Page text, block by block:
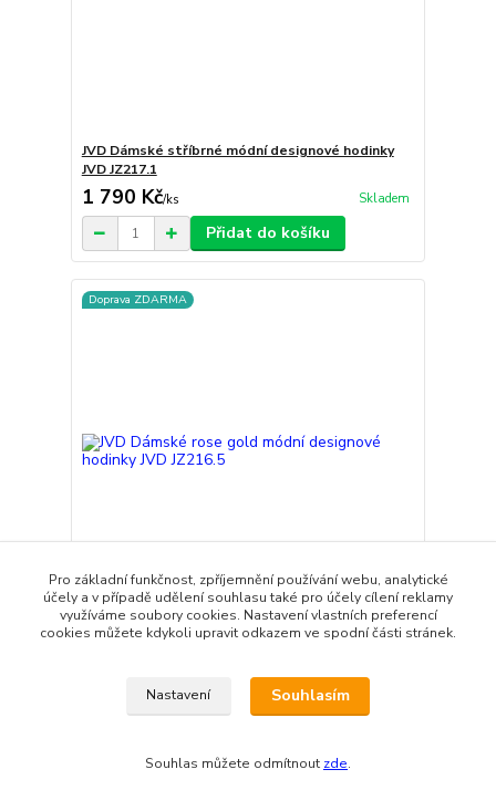
JVD Dámské stříbrné módní designové hodinky
JVD JZ217.1
1 790 Kč/ks Skladem
Přidat do košíku
Doprava ZDARMA
JVD Dámské rose gold módní designové hodinky
Skladem
Přidat do košíku
Pro základní funkčnost, zpříjemnění používání webu, analytické
účely a v případě udělení souhlasu také pro účely cílení reklamy
využíváme soubory cookies. Nastavení vlastních preferencí
cookies můžete kdykoli upravit odkazem ve spodní části stránek.
Nastavení Souhlasím
Souhlas můžete odmítnout zde.